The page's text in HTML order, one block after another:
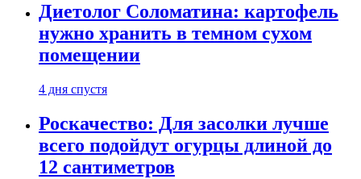
Диетолог Соломатина: картофель
нужно хранить в темном сухом
помещении
4 дня спустя
Роскачество: Для засолки лучше
всего подойдут огурцы длиной до
12 сантиметров